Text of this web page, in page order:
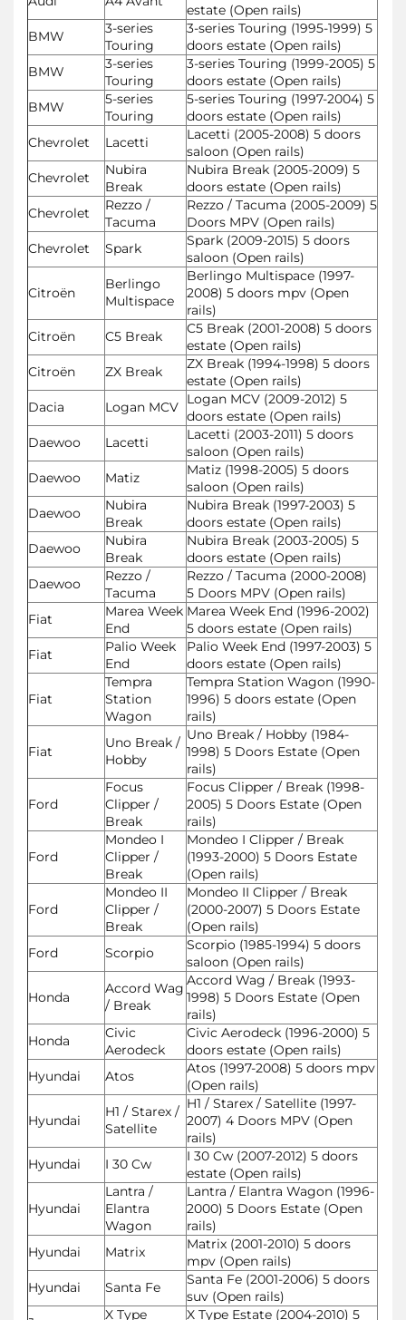
estate (Open rails)
BMW
3-series
Touring
3-series Touring (1995-1999) 5
doors estate (Open rails)
BMW
3-series
Touring
3-series Touring (1999-2005) 5
doors estate (Open rails)
BMW
5-series
Touring
5-series Touring (1997-2004) 5
doors estate (Open rails)
Chevrolet
Lacetti
Lacetti (2005-2008) 5 doors
saloon (Open rails)
Chevrolet
Nubira
Break
Nubira Break (2005-2009) 5
doors estate (Open rails)
Chevrolet
Rezzo /
Tacuma
Rezzo / Tacuma (2005-2009) 5
Doors MPV (Open rails)
Chevrolet
Spark
Spark (2009-2015) 5 doors
saloon (Open rails)
Citroën
Berlingo
Multispace
Berlingo Multispace (1997-
2008) 5 doors mpv (Open
rails)
Citroën
C5 Break
C5 Break (2001-2008) 5 doors
estate (Open rails)
Citroën
ZX Break
ZX Break (1994-1998) 5 doors
estate (Open rails)
Dacia
Logan MCV Logan MCV (2009-2012) 5
doors estate (Open rails)
Daewoo
Lacetti
Lacetti (2003-2011) 5 doors
saloon (Open rails)
Daewoo
Matiz
Matiz (1998-2005) 5 doors
saloon (Open rails)
Daewoo
Nubira
Break
Nubira Break (1997-2003) 5
doors estate (Open rails)
Daewoo
Nubira
Break
Nubira Break (2003-2005) 5
doors estate (Open rails)
Daewoo
Rezzo /
Tacuma
Rezzo / Tacuma (2000-2008)
5 Doors MPV (Open rails)
Fiat
Marea Week
End
Marea Week End (1996-2002)
5 doors estate (Open rails)
Fiat
Palio Week
End
Palio Week End (1997-2003) 5
doors estate (Open rails)
Fiat
Tempra
Station
Wagon
Tempra Station Wagon (1990-
1996) 5 doors estate (Open
rails)
Fiat
Uno Break /
Hobby
Uno Break / Hobby (1984-
1998) 5 Doors Estate (Open
rails)
Ford
Focus
Clipper /
Break
Focus Clipper / Break (1998-
2005) 5 Doors Estate (Open
rails)
Ford
Mondeo I
Clipper /
Break
Mondeo I Clipper / Break
(1993-2000) 5 Doors Estate
(Open rails)
Ford
Mondeo II
Clipper /
Break
Mondeo II Clipper / Break
(2000-2007) 5 Doors Estate
(Open rails)
Ford
Scorpio
Scorpio (1985-1994) 5 doors
saloon (Open rails)
Honda
Accord Wag
/ Break
Accord Wag / Break (1993-
1998) 5 Doors Estate (Open
rails)
Honda
Civic
Aerodeck
Civic Aerodeck (1996-2000) 5
doors estate (Open rails)
Hyundai
Atos
Atos (1997-2008) 5 doors mpv
(Open rails)
Hyundai
H1 / Starex /
Satellite
H1 / Starex / Satellite (1997-
2007) 4 Doors MPV (Open
rails)
Hyundai
I 30 Cw
I 30 Cw (2007-2012) 5 doors
estate (Open rails)
Hyundai
Lantra /
Elantra
Wagon
Lantra / Elantra Wagon (1996-
2000) 5 Doors Estate (Open
rails)
Hyundai
Matrix
Matrix (2001-2010) 5 doors
mpv (Open rails)
Hyundai
Santa Fe
Santa Fe (2001-2006) 5 doors
suv (Open rails)
X Type
X Type Estate (2004-2010) 5